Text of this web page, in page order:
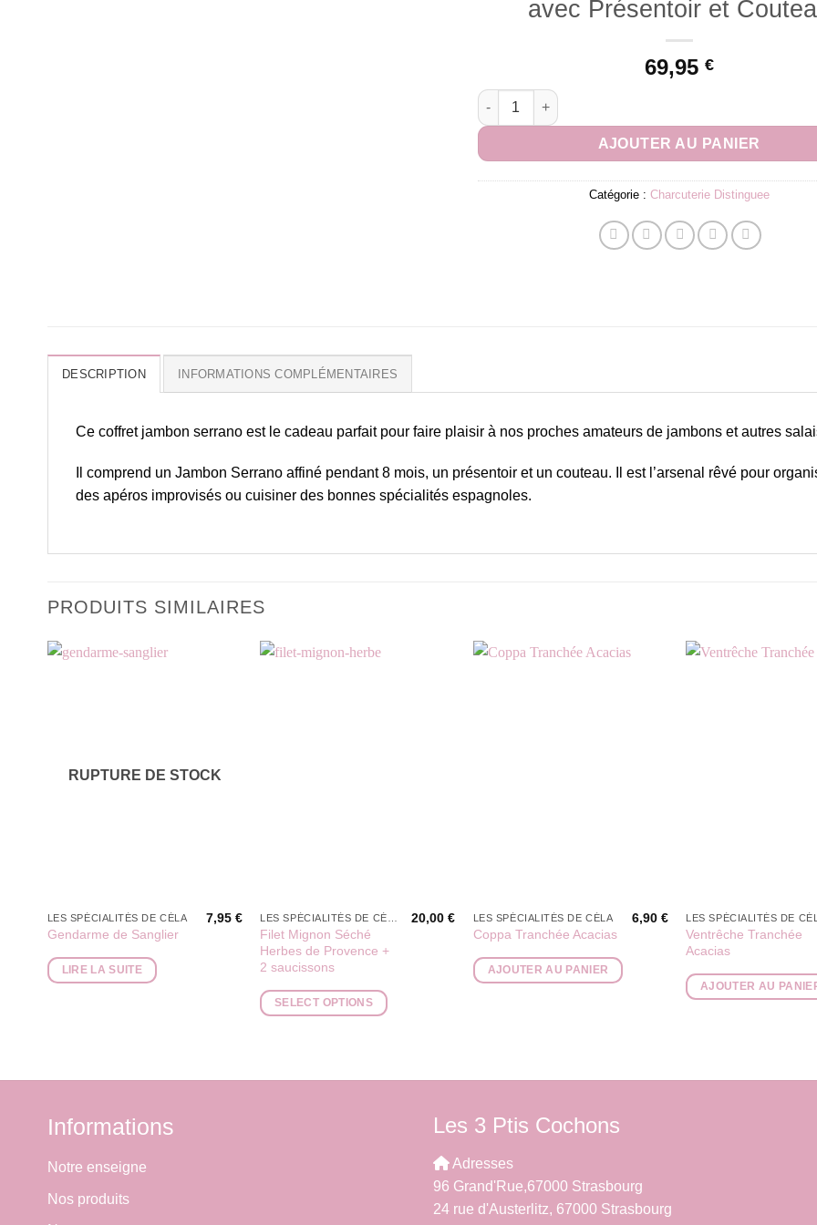
avec Présentoir et
69,95 €
quantité de Coffret Jambon Serrano 8 Mois avec
AJOUTER AU PANIER
Catégorie : Charcuterie Distinguee
DESCRIPTION INFORMATIONS COMPLÉMENTAIRES
Ce coffret jambon serrano est le cadeau parfait pour faire plaisir à nos proches amateurs de jambons et autres
Il comprend un Jambon Serrano affiné pendant 8 mois, un présentoir et un couteau. Il est l’arsenal rêvé pour
des apéros improvisés ou cuisiner des bonnes spécialités espagnoles.
PRODUITS SIMILAIRES
RUPTURE DE STOCK
LES SPÉCIALITÉS DE CÉLA
Gendarme de Sanglier
7,95 €
LIRE LA SUITE
Filet Mignon Séché
Herbes de Provence +
2 saucissons
20,00€
SELECT OPTIONS
LES SPÉCIALITÉS DE CÉLA
Coppa Tranchée Acacias
6,90 €
AJOUTER AU PANIER
LES SPÉCIALITÉS DE
Ventrêche Tranchée
Acacias
AJOUTER AU
Informations
Notre enseigne
Nos produits
Les 3 Ptis Cochons
Adresses
96 Grand'Rue,67000 Strasbourg
24 rue d'Austerlitz, 67000 Strasbourg